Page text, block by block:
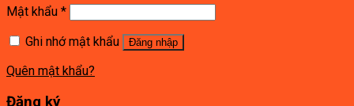
Mật khẩu *
Ghi nhớ mật khẩu
Đăng nhập
Quên mật khẩu?
Đăng ký